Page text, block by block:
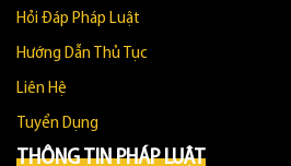
Hỏi Đáp Pháp Luật
Hướng Dẫn Thủ Tục
Liên Hệ
Tuyển Dụng
THÔNG TIN PHÁP LUẬT